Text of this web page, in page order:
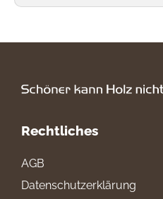
Rechtliches
AGB
Datenschutzerklärung